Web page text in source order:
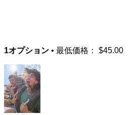
1オプション • 最低価格： $45.00